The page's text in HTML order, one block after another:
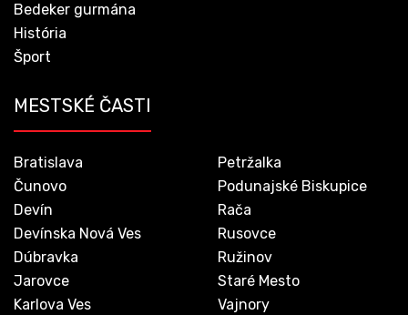
Bedeker gurmána
História
Šport
MESTSKÉ ČASTI
Bratislava
Čunovo
Devín
Devínska Nová Ves
Dúbravka
Jarovce
Karlova Ves
Petržalka
Podunajské Biskupice
Rača
Rusovce
Ružinov
Staré Mesto
Vajnory